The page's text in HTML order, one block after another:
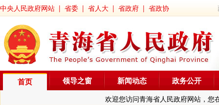
中央人民政府网站 | 省委 | 省人大 | 省政府 | 省政协
首页
欢迎您访问青海省人民政府网站，您
领导之窗 新闻动态 政务公开